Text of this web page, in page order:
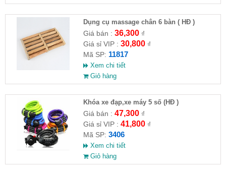
Dụng cụ massage chân 6 bàn ( HĐ )
Giá bán : 36,300₫
Giá sỉ VIP : 30,800₫
Mã SP: 11817
Xem chi tiết
Giỏ hàng
Khóa xe đạp,xe máy 5 số (HĐ )
Giá bán : 47,300₫
Giá sỉ VIP : 41,800₫
Mã SP: 3406
Xem chi tiết
Giỏ hàng